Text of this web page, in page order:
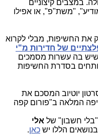
במצבים קיצוניים
"משת"פ", או אפילו
את החשיפות, מבלי לקרוא
של חדירות מ"י
בה עשרות מסמכים
בסדרת החשיפות
יוטיוב המסכם את
המלאה ב"פורום קפה
"בלי חשבון" של אלי
הללו יש כאן.